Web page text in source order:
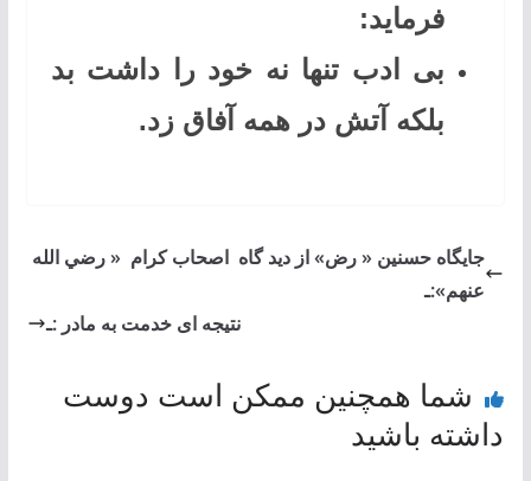
فرماید:
بی ادب تنها نه خود را داشت بد
بلکه آتش در همه آفاق زد.
جایگاه حسنين « رض» از ديد گاه اصحاب كرام « رضي الله
عنهم»:ـ
نتیجه ای خدمت به مادر :ـ
شما همچنین ممکن است دوست
داشته باشید